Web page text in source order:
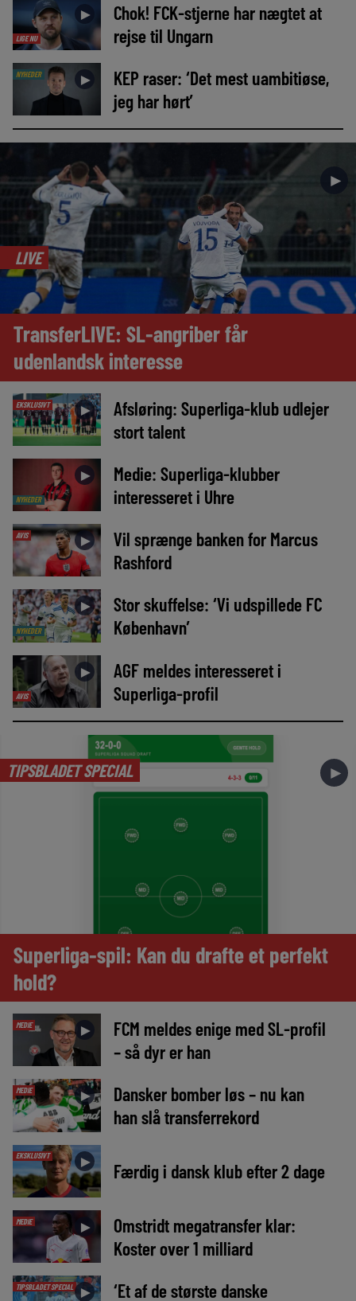
LIGE NU
►
Chok! FCK-stjerne har nægtet at
rejse til Ungarn
NYHEDER ►
KEP raser: ‘Det mest uambitiøse,
jeg har hørt’
►
LIVE
TransferLIVE: SL-angriber får
udenlandsk interesse
EKSKLUSIVT ►
Afsløring: Superliga-klub udlejer
stort talent
NYHEDER
►
Medie: Superliga-klubber
interesseret i Uhre
AVIS ►
Vil sprænge banken for Marcus
Rashford
NYHEDER
►
Stor skuffelse: ‘Vi udspillede FC
København’
AVIS
►
AGF meldes interesseret i
Superliga-profil
TIPSBLADET SPECIAL ►
Superliga-spil: Kan du drafte et perfekt
hold?
MEDIE ►
FCM meldes enige med SL-profil
– så dyr er han
MEDIE ►
Dansker bomber løs – nu kan
han slå transferrekord
EKSKLUSIVT ► Færdig i dansk klub efter 2 dage
MEDIE ►
Omstridt megatransfer klar:
Koster over 1 milliard
TIPSBLADET SPECIAL ► ‘Et af de største danske